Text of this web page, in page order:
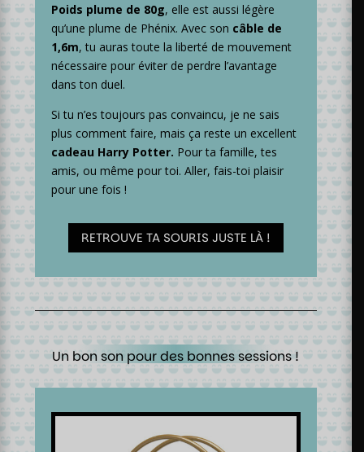
Poids plume de 80g, elle est aussi légère
qu’une plume de Phénix. Avec son câble de
1,6m, tu auras toute la liberté de mouvement
nécessaire pour éviter de perdre l’avantage
dans ton duel.
Si tu n’es toujours pas convaincu, je ne sais
plus comment faire, mais ça reste un excellent
cadeau Harry Potter. Pour ta famille, tes
amis, ou même pour toi. Aller, fais-toi plaisir
pour une fois !
RETROUVE TA SOURIS JUSTE LÀ !
Un bon son pour des bonnes sessions !